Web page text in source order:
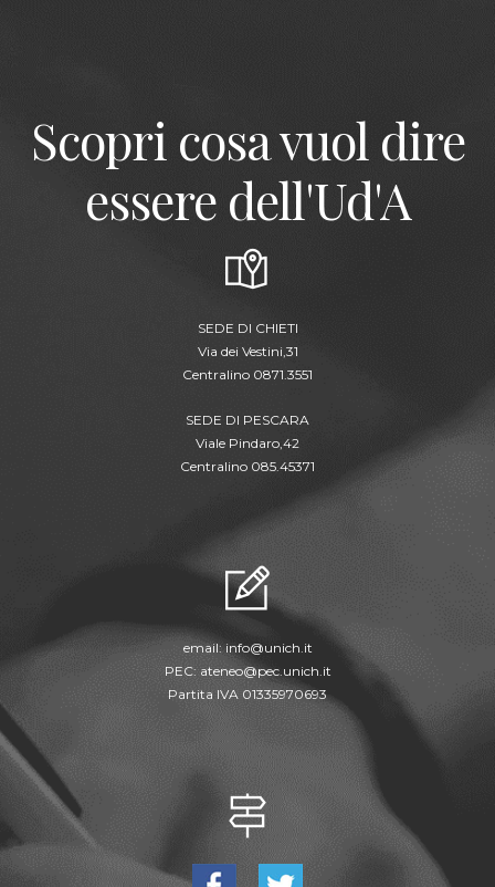
Scopri cosa vuol dire
essere dell'Ud'A
SEDE DI CHIETI
Via dei Vestini,31
Centralino 0871.3551
SEDE DI PESCARA
Viale Pindaro,42
Centralino 085.45371
email:info@unich.it
PEC: ateneo@pec.unich.it
Partita IVA 01335970693